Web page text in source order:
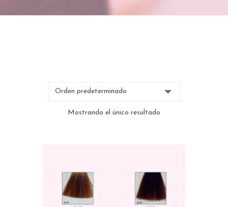
Mostrando el único resultado